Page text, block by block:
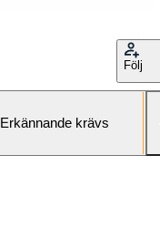
Följ
Erkännande krävs